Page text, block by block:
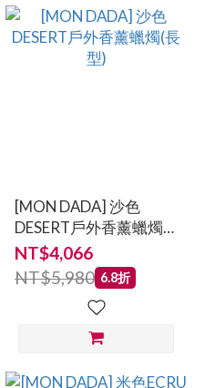
[MON DADA] 沙色
DESERT戶外香薰蠟燭
(長型)
NT$4,066
NT$5,980 6.8折